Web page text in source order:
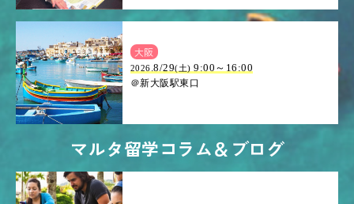
大阪
2026 .8/29(土) 9:00～16:00
＠新大阪駅東口
マルタ留学コラム＆ブログ